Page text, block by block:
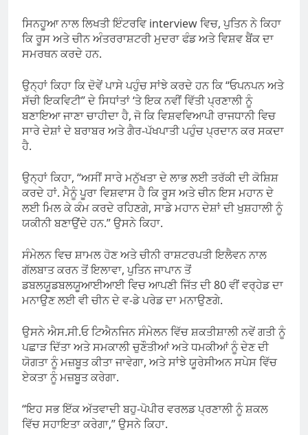
ਸਿਨਹੂਆ ਨਾਲ ਲਿਖਤੀ ਇੰਟਰਵਿ interview ਵਿਚ, ਪੁਤਿਨ ਨੇ ਕਿਹਾ
ਕਿ ਰੂਸ ਅਤੇ ਚੀਨ ਅੰਤਰਰਾਸ਼ਟਰੀ ਮੁਦਰਾ ਫੰਡ ਅਤੇ ਵਿਸ਼ਵ ਬੈਂਕ ਦਾ
ਸਮਰਥਨ ਕਰਦੇ ਹਨ.
ਉਨ੍ਹਾਂ ਕਿਹਾ ਕਿ ਦੋਵੇਂ ਪਾਸੇ ਪਹੁੰਚ ਸਾਂਝੇ ਕਰਦੇ ਹਨ ਕਿ “ਓਪਨਪਨ ਅਤੇ
ਸੱਚੀ ਇਕਵਿਟੀ” ਦੇ ਸਿਧਾਂਤਾਂ ‘ਤੇ ਇਕ ਨਵੀਂ ਵਿੱਤੀ ਪ੍ਰਣਾਲੀ ਨੂੰ
ਬਣਾਇਆ ਜਾਣਾ ਚਾਹੀਦਾ ਹੈ, ਜੋ ਕਿ ਵਿਸ਼ਵਵਿਆਪੀ ਰਾਜਧਾਨੀ ਵਿਚ
ਸਾਰੇ ਦੇਸ਼ਾਂ ਦੇ ਬਰਾਬਰ ਅਤੇ ਗੈਰ-ਪੱਖਪਾਤੀ ਪਹੁੰਚ ਪ੍ਰਦਾਨ ਕਰ ਸਕਦਾ
ਹੈ.
ਉਨ੍ਹਾਂ ਕਿਹਾ, “ਅਸੀਂ ਸਾਰੇ ਮਨੁੱਖਤਾ ਦੇ ਲਾਭ ਲਈ ਤਰੱਕੀ ਦੀ ਕੋਸ਼ਿਸ਼
ਕਰਦੇ ਹਾਂ. ਮੈਨੂੰ ਪੂਰਾ ਵਿਸ਼ਵਾਸ ਹੈ ਕਿ ਰੂਸ ਅਤੇ ਚੀਨ ਇਸ ਮਹਾਨ ਦੇ
ਲਈ ਮਿਲ ਕੇ ਕੰਮ ਕਰਦੇ ਰਹਿਣਗੇ, ਸਾਡੇ ਮਹਾਨ ਦੇਸ਼ਾਂ ਦੀ ਖੁਸ਼ਹਾਲੀ ਨੂੰ
ਯਕੀਨੀ ਬਣਾਉਂਦੇ ਹਨ.” ਉਸਨੇ ਕਿਹਾ.
ਸੰਮੇਲਨ ਵਿਚ ਸ਼ਾਮਲ ਹੋਣ ਅਤੇ ਚੀਨੀ ਰਾਸ਼ਟਰਪਤੀ ਇਲੈਵਨ ਨਾਲ
ਗੱਲਬਾਤ ਕਰਨ ਤੋਂ ਇਲਾਵਾ, ਪੁਤਿਨ ਜਾਪਾਨ ਤੋਂ
ਡਬਲਯੂਡਬਲਯੂਆਈਆਈ ਵਿਚ ਆਪਣੀ ਜਿੱਤ ਦੀ 80 ਵੀਂ ਵਰ੍ਹੇਡ ਦਾ
ਮਨਾਉਣ ਲਈ ਵੀ ਚੀਨ ਦੇ ਵ-ਡੇ ਪਰੇਡ ਦਾ ਮਨਾਉਣਗੇ.
ਉਸਨੇ ਐਸ.ਸੀ.ਓ ਟਿਐਨਜਿਨ ਸੰਮੇਲਨ ਵਿੱਚ ਸ਼ਕਤੀਸ਼ਾਲੀ ਨਵੇਂ ਗਤੀ ਨੂੰ
ਪਛਾੜ ਦਿੱਤਾ ਅਤੇ ਸਮਕਾਲੀ ਚੁਣੌਤੀਆਂ ਅਤੇ ਧਮਕੀਆਂ ਨੂੰ ਦੇਣ ਦੀ
ਯੋਗਤਾ ਨੂੰ ਮਜ਼ਬੂਤ ​​ਕੀਤਾ ਜਾਵੇਗਾ, ਅਤੇ ਸਾਂਝੇ ਯੂਰੇਸੀਅਨ ਸਪੇਸ ਵਿੱਚ
ਏਕਤਾ ਨੂੰ ਮਜ਼ਬੂਤ ​​ਕਰੇਗਾ.
“ਇਹ ਸਭ ਇੱਕ ਅੱਤਵਾਦੀ ਬਹੁ-ਪੋਪੀਰ ਵਰਲਡ ਪ੍ਰਣਾਲੀ ਨੂੰ ਸ਼ਕਲ
ਵਿੱਚ ਸਹਾਇਤਾ ਕਰੇਗਾ,” ਉਸਨੇ ਕਿਹਾ.